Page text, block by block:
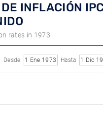
INFLACIÓN IPC
rates in 1973
Desde 1 Ene 1973 Hasta 1 Dic